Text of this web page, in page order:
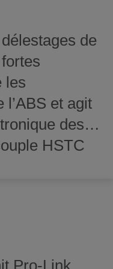
de
les
l’ABS et agit
des
HSTC
moteur et
l'avant. Sur
de
être réglé
Pro-Link,